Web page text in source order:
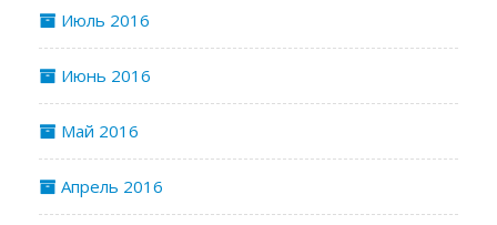
Июль 2016
Июнь 2016
Май 2016
Апрель 2016